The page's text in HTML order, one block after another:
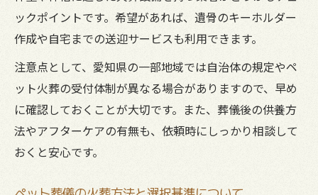
ックポイントです。希望があれば、遺骨のキーホルダー
作成や自宅までの送迎サービスも利用できます。
注意点として、愛知県の一部地域では自治体の規定やペ
ット火葬の受付体制が異なる場合がありますので、早め
に確認しておくことが大切です。また、葬儀後の供養方
法やアフターケアの有無も、依頼時にしっかり相談して
おくと安心です。